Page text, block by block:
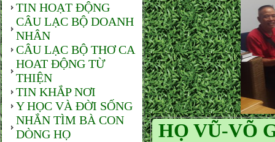
TIN HOẠT ĐỘNG
CÂU LẠC BỘ DOANH
NHÂN
CÂU LẠC BỘ THƠ CA
HOAT ĐỘNG TỪ
THIỆN
TIN KHẮP NƠI
Y HỌC VÀ ĐỜI SỐNG
NHẮN TÌM BÀ CON
DÒNG HỌ
HỌ VŨ-VÕ